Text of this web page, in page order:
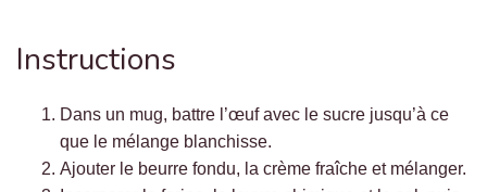
Instructions
Dans un mug, battre l’œuf avec le sucre jusqu’à ce
que le mélange blanchisse.
Ajouter le beurre fondu, la crème fraîche et mélanger.